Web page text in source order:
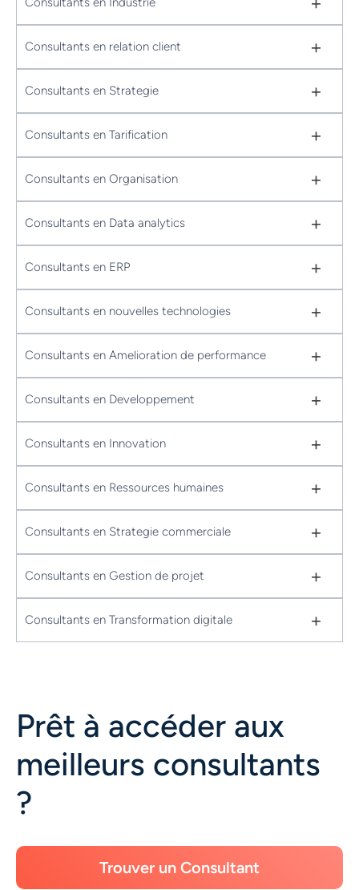
Consultants en relation client +
Consultants en Strategie +
Consultants en Tarification +
Consultants en Organisation +
Consultants en Data analytics +
Consultants en ERP +
Consultants en nouvelles technologies +
Consultants en Amelioration de performance +
Consultants en Developpement +
Consultants en Innovation +
Consultants en Ressources humaines +
Consultants en Strategie commerciale +
Consultants en Gestion de projet +
Consultants en Transformation digitale +
Prêt à accéder aux
meilleurs consultants
?
Trouver un Consultant